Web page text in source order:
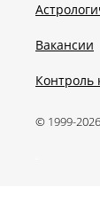
Вакансии
Контроль
© 1999-